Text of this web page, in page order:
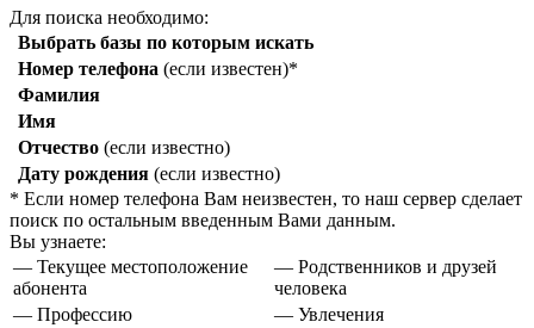
Для поиска необходимо:
Выбрать базы по которым искать
Номер телефона (если известен)*
Фамилия
Имя
Отчество (если известно)
Дату рождения (если известно)
* Если номер телефона Вам неизвестен, то наш сервер сделает
поиск по остальным введенным Вами данным.
Вы узнаете:
— Текущее местоположение
абонента
— Родственников и друзей
человека
— Профессию
— Увлечения